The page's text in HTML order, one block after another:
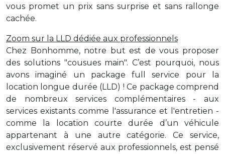
vous promet un prix sans surprise et sans rallonge
cachée.
Zoom sur la LLD dédiée aux professionnels
Chez Bonhomme, notre but est de vous proposer
des solutions "cousues main". C’est pourquoi, nous
avons imaginé un package full service pour la
location longue durée (LLD) ! Ce package comprend
de nombreux services complémentaires - aux
services existants comme l'assurance et l'entretien -
comme la location courte durée d’un véhicule
appartenant à une autre catégorie. Ce service,
exclusivement réservé aux professionnels, est pensé